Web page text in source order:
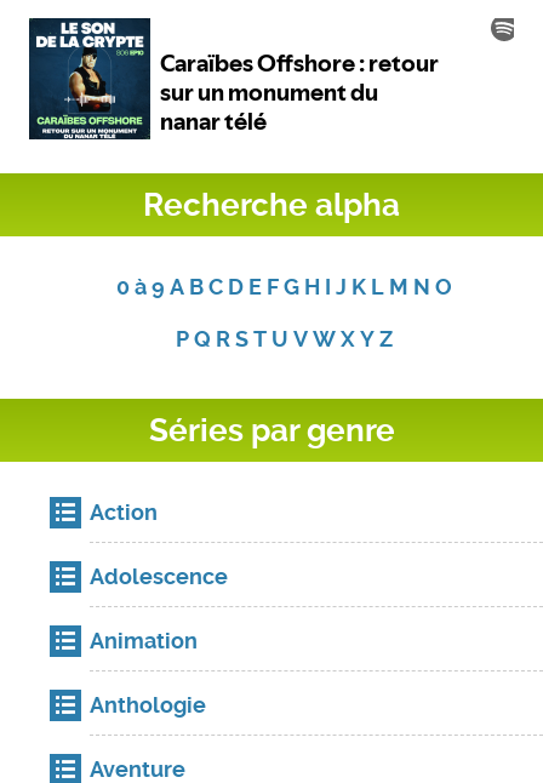
Recherche alpha
0 à 9 A B C D E F G H I J K L M N O
P Q R S T U V W X Y Z
Séries par genre
Action
Adolescence
Animation
Anthologie
Aventure